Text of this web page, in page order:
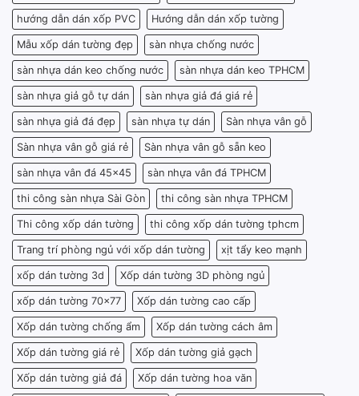
hướng dẫn dán xốp PVC Hướng dẫn dán xốp tường
Mẫu xốp dán tường đẹp sàn nhựa chống nước
sàn nhựa dán keo chống nước sàn nhựa dán keo TPHCM
sàn nhựa giả gỗ tự dán sàn nhựa giả đá giá rẻ
sàn nhựa giả đá đẹp sàn nhựa tự dán Sàn nhựa vân gỗ
Sàn nhựa vân gỗ giá rẻ Sàn nhựa vân gỗ sẵn keo
sàn nhựa vân đá 45x45 sàn nhựa vân đá TPHCM
thi công sàn nhựa Sài Gòn thi công sàn nhựa TPHCM
Thi công xốp dán tường thi công xốp dán tường tphcm
Trang trí phòng ngủ với xốp dán tường xịt tẩy keo mạnh
xốp dán tường 3d Xốp dán tường 3D phòng ngủ
xốp dán tường 70x77 Xốp dán tường cao cấp
Xốp dán tường chống ẩm Xốp dán tường cách âm
Xốp dán tường giá rẻ Xốp dán tường giả gạch
Xốp dán tường giả đá Xốp dán tường hoa văn